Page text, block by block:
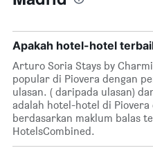
X
memaparkan
hari
dalam
seminggu.
Carta
mempunyai
1
paksi
Y
Apakah hotel-hotel
Arturo Soria Stays by
popular di Piovera dengan
ulasan. ( daripada ulasan)
adalah hotel-hotel di
berdasarkan maklum balas
HotelsCombined.